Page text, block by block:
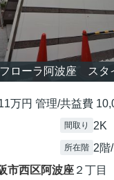
フローラ阿波座 スタ
万円 管理/共益費
間取り 2K
所在階 2階
市西区阿波座 ２丁目